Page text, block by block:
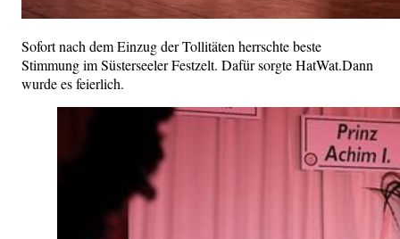
Sofort nach dem Einzug der Tollitäten herrschte beste
Stimmung im Süsterseeler Festzelt. Dafür sorgte HatWat.Dann
wurde es feierlich.